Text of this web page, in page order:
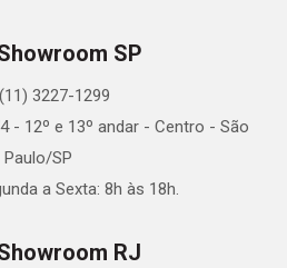
SP
3227-1299
- 12º e 13º andar - Centro - São
Paulo/SP
a Sexta: 8h às 18h.
RJ